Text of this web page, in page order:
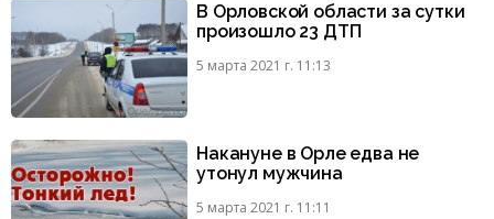
В Орловской области за сутки
произошло 23 ДТП
5 марта 2021 г. 11:13
Накануне в Орле едва не
утонул мужчина
5 марта 2021 г. 11:11